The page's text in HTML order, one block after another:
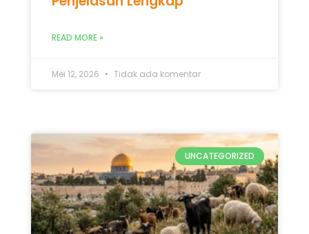
READ MORE »
Mei 12, 2026 Tidak ada komentar
UNCATEGORIZED